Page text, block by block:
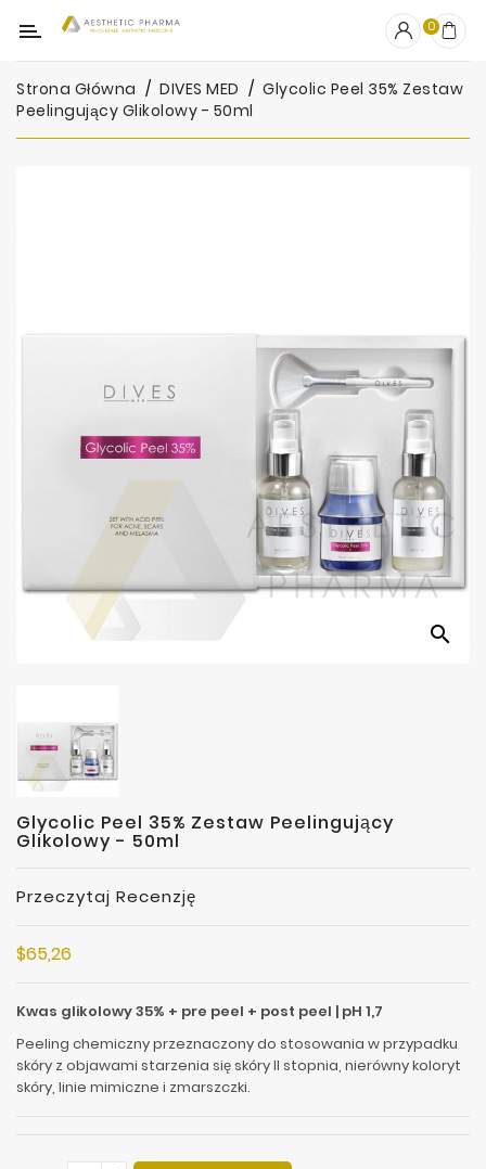
Kategoria
OUTLET
Wypełniacze
Jednorazowe
0
Strona Główna DIVES MED
Glycolic Peel 35% Zestaw
Peelingujący Glikolowy - 50ml
search
Glycolic Peel 35% Zestaw Peelingujący
Glikolowy - 50ml
Przeczytaj Recenzję
$65,26
Kwas glikolowy 35% + pre peel + post peel | pH 1,7
Peeling chemiczny przeznaczony do stosowania w przypadku
skóry z objawami starzenia się skóry II stopnia, nierówny koloryt
skóry, linie mimiczne i zmarszczki.